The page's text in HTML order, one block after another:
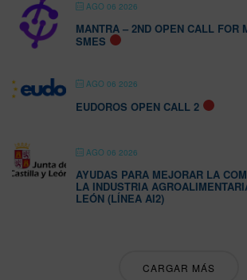
AGO 06 2026
MANTRA – 2ND OPEN CALL FOR
SMES
AGO 06 2026
EUDOROS OPEN CALL 2
AGO 06 2026
AYUDAS PARA MEJORAR LA
LA INDUSTRIA
LEÓN (LÍNEA AI2)
CARGAR MÁS